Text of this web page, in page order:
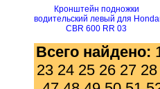
Кронштейн подножки
водительский левый для Honda
CBR 600 RR 03
Всего найдено:
23 24 25 26 27 28